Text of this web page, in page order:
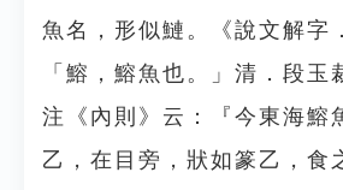
魚名，形似鰱。《說文解字
「鰫，鰫魚也。」清．段玉
注《內則》云：『今東海鰫
乙，在目旁，狀如篆乙，食